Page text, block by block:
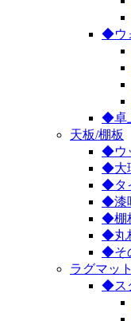
◆ウ
◆卓
天板/棚板
◆ウ
◆大
◆タ
◆漆
◆棚
◆丸
◆そ
ラグマット
◆ス